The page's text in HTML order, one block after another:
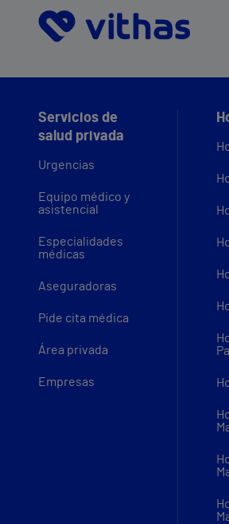
Servicios de
salud privada
Urgencias
Equipo médico y
asistencial
Especialidades
médicas
Aseguradoras
Pide cita médica
Área privada
Empresas